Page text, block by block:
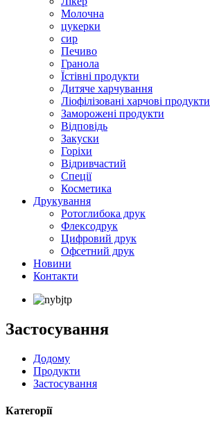
Молочна
цукерки
сир
Печиво
Гранола
Їстівні продукти
Дитяче харчування
Ліофілізовані харчові продукти
Заморожені продукти
Відповідь
Закуски
Горіхи
Відривчастий
Спеції
Косметика
Друкування
Ротоглибока друк
Флексодрук
Цифровий друк
Офсетний друк
Новини
Контакти
Застосування
Додому
Продукти
Застосування
Категорії